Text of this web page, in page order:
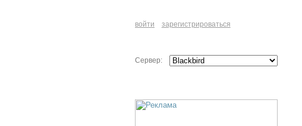
войти зарегистрироваться
Сервер: